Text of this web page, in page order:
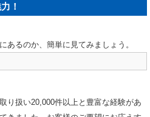
！
あるのか、簡単に見てみましょう。
り扱い20,000件以上と豊富な経験があ